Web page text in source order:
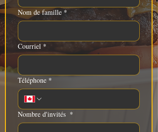
Nom de famille *
Courriel *
Téléphone *
Nombre d'invités *